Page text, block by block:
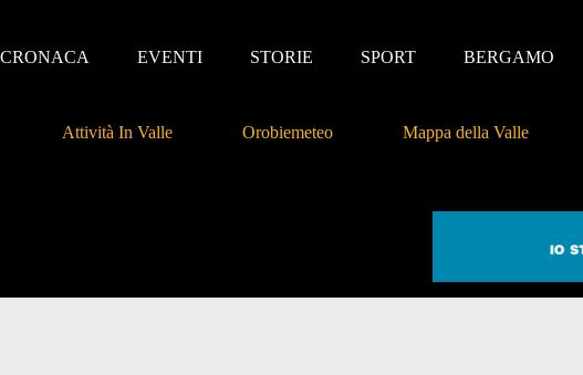
CRONACA EVENTI STORIE SPORT BERGAMO
Attività In Valle Orobiemeteo Mappa della Valle